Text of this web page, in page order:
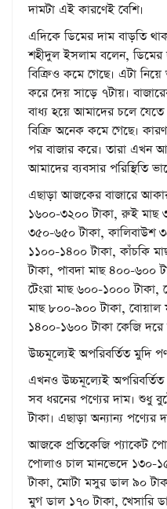
দামটা এই কারণেই বেশি।
এদিকে ডিমের দাম বাড়তি
শহীদুল ইসলাম বলেন,
বিক্রিও কমে গেছে। এটা
করে দেয় সাড়ে ৭টায়।
বাধ্য হয়ে আমাদের চলে
বিক্রি অনেক কমে গেছে।
পর বাজার করে। তারা এখন
আমাদের ব্যবসার পরিস্থিতি
এছাড়া আজকের বাজারে
১৬০০-৩২০০ টাকা, রুই মাছ
৩৫০-৬৫০ টাকা, কালিবাউশ
১১০০-১৪০০ টাকা, কাঁচকি
টাকা, পাবদা মাছ ৪০০-৬০০
টেংরা মাছ ৬০০-১০০০ টাকা,
মাছ ৮০০-৯০০ টাকা, বোয়াল
১৪০০-১৬০০ টাকা কেজি দরে
উচ্চমূল্যেই অপরিবর্তিত মুদি
এখনও উচ্চমূল্যেই
সব ধরনের পণ্যের দাম। শুধু
টাকা। এছাড়া অন্যান্য পণ্যের
আজকে প্রতিকেজি প্যাকেট
পোলাও চাল মানভেদে ১৩০-
টাকা, মোটা মসুর ডাল ৯০
মুগ ডাল ১৭০ টাকা, খেসারি